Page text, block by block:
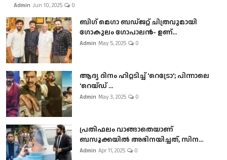
Admin Jun 10, 2025 0
ബി​ഗ് മെഗാ ബഡ്ജറ്റ് ചിത്രവുമായി
ഗോകുലം ഗോപാലൻ- ഉണ്...
Admin May 5, 2025 0
ആദ്യ ദിനം ഹിറ്റടിച്ച് 'റെട്രോ'; പിന്നാലെ
'റെയ്ഡ് ...
Admin May 3, 2025 0
പ്രതിഫലം വാങ്ങാതെയാണ്
ബസൂക്കയില്‍ അഭിനയിച്ചത്, സിന...
Admin Apr 11, 2025 0